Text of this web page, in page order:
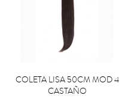
COLETA LISA 50CM MOD 4
CASTAÑO